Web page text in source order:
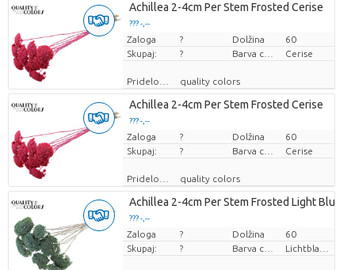
Achillea 2-4cm Per Stem Frosted Cerise
??? -,--
Cena za kos
Zaloga ? Dolžina
60
Skupaj:
? Cerise
quality colors
Achillea 2-4cm Per Stem Frosted Cerise
??? -,--
Cena za kos
Zaloga ? Dolžina
60
Skupaj:
? Cerise
quality colors
Achillea 2-4cm Per Stem Frosted Light Blue
??? -,--
Cena za kos
Zaloga ? Dolžina
60
Skupaj:
?